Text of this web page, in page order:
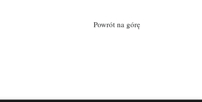
Powrót na górę